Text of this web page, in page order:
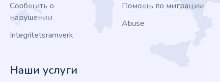
Сообщить о
нарушении
Integritetsramverk
Помощь по миграции
Abuse
Наши услуги